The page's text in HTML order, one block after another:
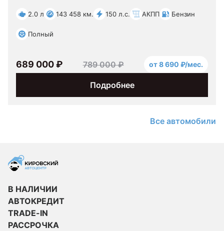
2.0 л 143 458 км. 150 л.с. АКПП Бензин
Полный
Подробнее
689 000 ₽ 789 000 ₽ от 8 690 ₽/мес.
Все автомобили
В НАЛИЧИИ
АВТОКРЕДИТ
TRADE-IN
РАССРОЧКА